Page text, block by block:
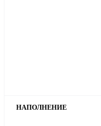
НАПОЛНЕНИЕ